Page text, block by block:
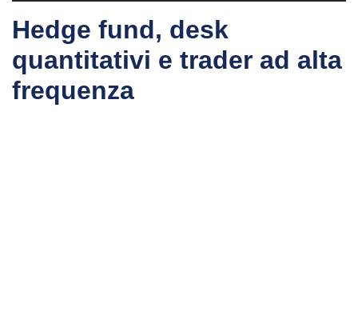
Hedge fund, desk
quantitativi e trader ad alta
frequenza